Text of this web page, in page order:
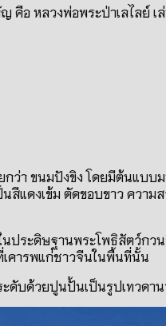
อ หลวงพ่อพระป่าเลไลย์
า ขนมปังขิง โดยมีต้นแบ
แดงเข้ม ตัดขอบขาว คว
ประดิษฐานพระโพธิสัตว์
เคารพแก่ชาวจีนในพื้นที่นั้น
บด้วยปูนปั้นเป็นรูปเทวดาน